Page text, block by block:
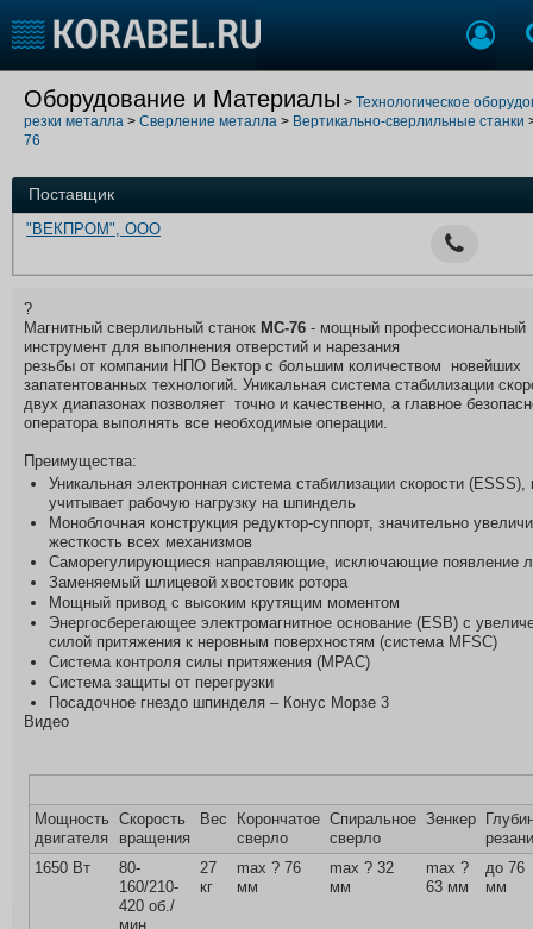
Судостроение
Новости
Компании
Работа
Крюинг
Журнал
Реклама
Торговая площадка
Оборудование
Материалы
Конференции
Выставки и семинары
Личности
Словарь
Флот
Форум
Отзывы
Оборудование и Материалы > Технологическое
резки металла > Сверление металла > Вертикально-сверлильные станки
76
Поставщик
"ВЕКПРОМ", ООО
?
Магнитный сверлильный станок MC-76 - мощный профессиональный
инструмент для выполнения отверстий и нарезания
резьбы от компании НПО Вектор с большим количеством новейших
запатентованных технологий. Уникальная система стабилизации
двух диапазонах позволяет точно и качественно, а главное
оператора выполнять все необходимые операции.
Преимущества:
Уникальная электронная система стабилизации скорости (ESSS),
учитывает рабочую нагрузку на шпиндель
Моноблочная конструкция редуктор-суппорт, значительно
жесткость всех механизмов
Саморегулирующиеся направляющие, исключающие появление
Заменяемый шлицевой хвостовик ротора
Мощный привод с высоким крутящим моментом
Энергосберегающее электромагнитное основание (ESB) с
силой притяжения к неровным поверхностям (система MFSC)
Система контроля силы притяжения (MPAC)
Система защиты от перегрузки
Посадочное гнездо шпинделя – Конус Морзе 3
Видео
Мощность
двигателя
Скорость
вращения
Вес
Корончатое
сверло
Спиральное
сверло
Зенкер
1650 Вт
80-
160/210-
420 об./
мин.
27
кг
max ? 76
мм
max ? 32
мм
max ?
63 мм
до 76
мм